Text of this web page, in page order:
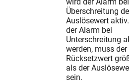
wird der Alarm bei
Überschreitung des
Auslösewert aktiv.
der Alarm bei
Unterschreitung
werden, muss der
Rücksetzwert größer
als der Auslösewert
sein.